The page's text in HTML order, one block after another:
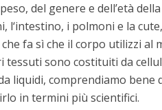
del genere e dell’età
l‘intestino, i polmoni e la
fa sì che il corpo utilizzi al
tessuti sono costituiti da
liquidi, comprendiamo bene
in termini più scientifici.